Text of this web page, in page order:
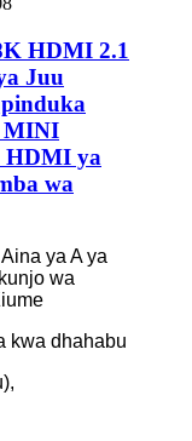
HDMI 2.1
Juu
MINI
HDMI ya
wa
ya A ya
wa
kwa dhahabu